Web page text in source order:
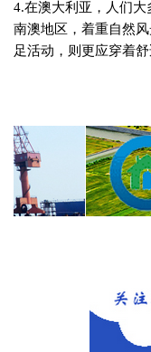
4.在澳大利亚，人们大
南澳地区，着重自然
足活动，则更应穿着舒